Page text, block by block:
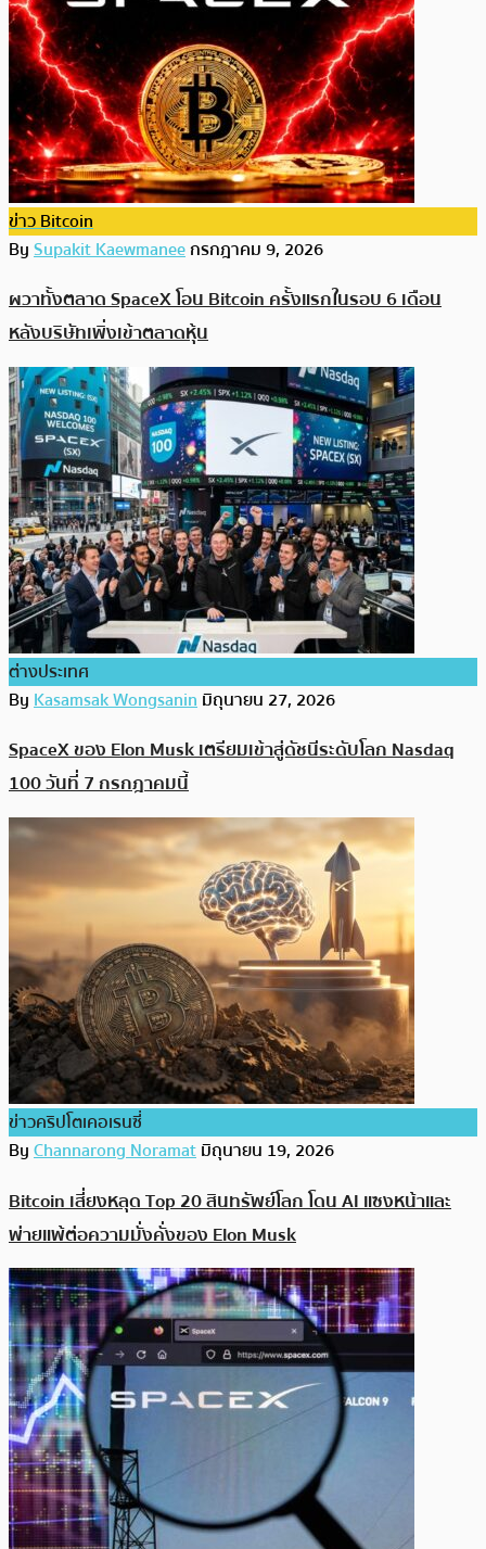
ข่าว Bitcoin
BySupakit Kaewmaneeกรกฎาคม 9, 2026
ผวาทั้งตลาด SpaceX โอน Bitcoin ครั้งแรกในรอบ 6 เดือน
หลังบริษัทเพิ่งเข้าตลาดหุ้น
ต่างประเทศ
ByKasamsak Wongsaninมิถุนายน 27, 2026
SpaceX ของ Elon Musk เตรียมเข้าสู่ดัชนีระดับโลก Nasdaq
100 วันที่ 7 กรกฎาคมนี้
ข่าวคริปโตเคอเรนซี่
ByChannarong Noramatมิถุนายน 19, 2026
Bitcoin เสี่ยงหลุด Top 20 สินทรัพย์โลก โดน AI แซงหน้าและ
พ่ายแพ้ต่อความมั่งคั่งของ Elon Musk